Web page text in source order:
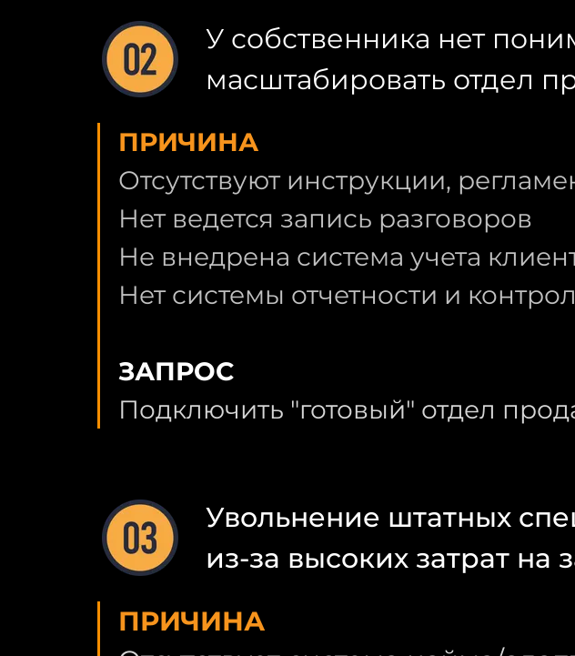
У собственника нет
масштабировать отдел
ПРИЧИНА
Отсутствуют инструкции,
Нет ведется запись разговоров
Не внедрена система учета
Нет системы отчетности и
ЗАПРОС
Подключить "готовый" отдел
Увольнение штатных
из-за высоких затрат на
ПРИЧИНА